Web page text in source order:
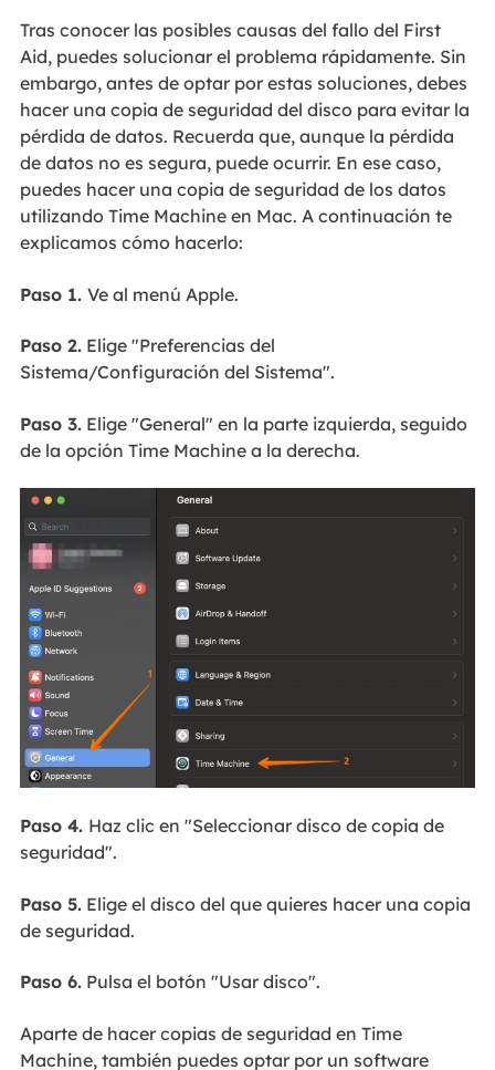
Tras conocer las posibles causas del fallo del First
Aid, puedes solucionar el problema rápidamente. Sin
embargo, antes de optar por estas soluciones, debes
hacer una copia de seguridad del disco para evitar la
pérdida de datos. Recuerda que, aunque la pérdida
de datos no es segura, puede ocurrir. En ese caso,
puedes hacer una copia de seguridad de los datos
utilizando Time Machine en Mac. A continuación te
explicamos cómo hacerlo:
Paso 1. Ve al menú Apple.
Paso 2.Elige "Preferencias del
Sistema/Configuración del Sistema".
Paso 3.Elige "General" en la parte izquierda, seguido
de la opción Time Machine a la derecha.
Paso 4. Haz clic en "Seleccionar disco de copia de
seguridad".
Paso 5.Elige el disco del que quieres hacer una copia
de seguridad.
Paso 6.Pulsa el botón "Usar disco".
Aparte de hacer copias de seguridad en Time
Machine, también puedes optar por un software